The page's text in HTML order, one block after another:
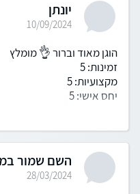
יונתן
10/09/2024
הוגן מאוד וברור 👌 מומלץ
זמינות: 5
מקצועיות: 5
יחס אישי: 5
השם שמור
28/03/2024